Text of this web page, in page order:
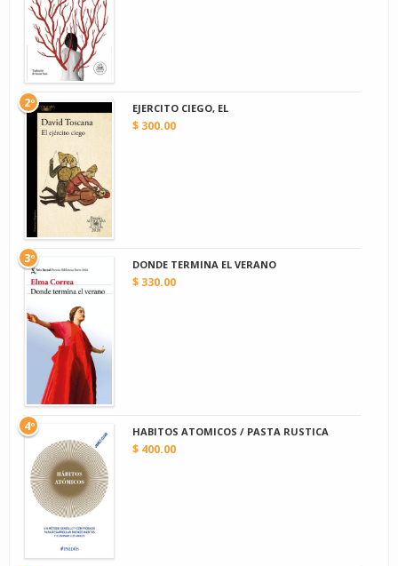
EJERCITO CIEGO, EL
$ 300.00
2º
DONDE TERMINA EL VERANO
$ 330.00
3º
HABITOS ATOMICOS / PASTA RUSTICA
$ 400.00
4º